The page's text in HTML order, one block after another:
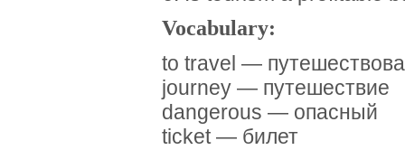
Vocabulary:
to travel —
journey — путешествие
dangerous — опасный
ticket — билет